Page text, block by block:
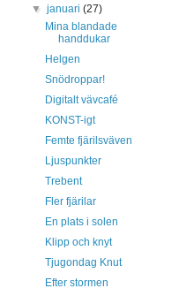
▼januari(27)
Mina blandade
handdukar
Helgen
Snödroppar!
Digitalt vävcafé
KONST-igt
Femte fjärilsväven
Ljuspunkter
Trebent
Fler fjärilar
En plats i solen
Klipp och knyt
Tjugondag Knut
Efter stormen